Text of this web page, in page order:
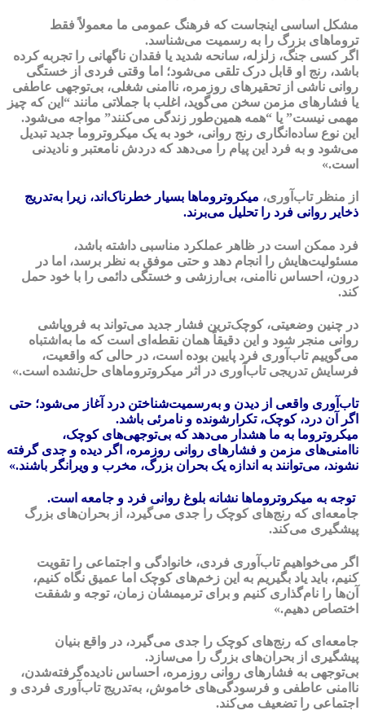
مشکل اساسی اینجاست که فرهنگ عمومی ما معمولاً فقط
تروماهای بزرگ را به رسمیت می‌شناسد.
اگر کسی جنگ، زلزله، سانحه شدید یا فقدان ناگهانی را تجربه کرده
باشد، رنج او قابل درک تلقی می‌شود؛ اما وقتی فردی از خستگی
روانی ناشی از تحقیرهای روزمره، ناامنی شغلی، بی‌توجهی عاطفی
یا فشارهای مزمن سخن می‌گوید، اغلب با جملاتی مانند “این که چیز
مهمی نیست” یا “همه همین‌طور زندگی می‌کنند” مواجه می‌شود.
این نوع ساده‌انگاری رنج روانی، خود به یک میکروتروما جدید تبدیل
می‌شود و به فرد این پیام را می‌دهد که دردش نامعتبر و نادیدنی
است.»
از منظر تاب‌آوری، میکروتروماها بسیار خطرناک‌اند، زیرا به‌تدریج
ذخایر روانی فرد را تحلیل می‌برند.
فرد ممکن است در ظاهر عملکرد مناسبی داشته باشد،
مسئولیت‌هایش را انجام دهد و حتی موفق به نظر برسد، اما در
درون، احساس ناامنی، بی‌ارزشی و خستگی دائمی را با خود حمل
کند.
در چنین وضعیتی، کوچک‌ترین فشار جدید می‌تواند به فروپاشی
روانی منجر شود و این دقیقاً همان نقطه‌ای است که ما به‌اشتباه
می‌گوییم تاب‌آوری فرد پایین بوده است، در حالی که واقعیت،
فرسایش تدریجی تاب‌آوری در اثر میکروتروماهای حل‌نشده است.»
تاب‌آوری واقعی از دیدن و به‌رسمیت‌شناختن درد آغاز می‌شود؛ حتی
اگر آن درد، کوچک، تکرارشونده و نامرئی باشد.
میکروتروما به ما هشدار می‌دهد که بی‌توجهی‌های کوچک،
ناامنی‌های مزمن و فشارهای روانی روزمره، اگر دیده و جدی گرفته
نشوند، می‌توانند به اندازه یک بحران بزرگ، مخرب و ویرانگر باشند.»
توجه به میکروتروماها نشانه بلوغ روانی فرد و جامعه است.
جامعه‌ای که رنج‌های کوچک را جدی می‌گیرد، از بحران‌های بزرگ
پیشگیری می‌کند.
اگر می‌خواهیم تاب‌آوری فردی، خانوادگی و اجتماعی را تقویت
کنیم، باید یاد بگیریم به این زخم‌های کوچک اما عمیق نگاه کنیم،
آن‌ها را نام‌گذاری کنیم و برای ترمیمشان زمان، توجه و شفقت
اختصاص دهیم.»
جامعه‌ای که رنج‌های کوچک را جدی می‌گیرد، در واقع بنیان
پیشگیری از بحران‌های بزرگ را می‌سازد.
بی‌توجهی به فشارهای روانی روزمره، احساس نادیده‌گرفته‌شدن،
ناامنی عاطفی و فرسودگی‌های خاموش، به‌تدریج تاب‌آوری فردی و
اجتماعی را تضعیف می‌کند.